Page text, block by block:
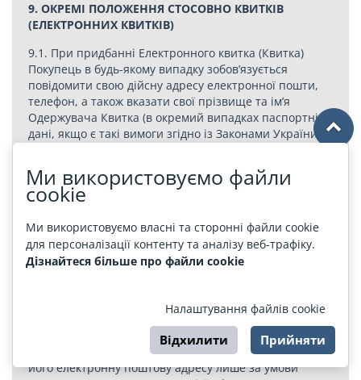
Ми використовуємо файли
cookie
Ми використовуємо власні та сторонні файли cookie
для персоналізації контенту та аналізу веб-трафіку.
Дізнайтеся більше про файли cookie
Налаштування файлів cookie
Відхилити Прийняти
9. ОКРЕМІ ПОЛОЖЕННЯ СТОСОВНО КВИТКІВ
(ЕЛЕКТРОННИХ КВИТКІВ)
9.1. При придбанні Електронного квитка (Квитка)
Покупець в будь-якому випадку зобов’язується
повідомити свою дійсну адресу електронної пошти,
телефон, а також вказати свої прізвище та ім’я
Одержувача Квитка (в окремий випадках паспортні
дані, якщо є такі вимоги згідно із Законами України
ненадання такої інформації (дійсних адреси
електронної пошти, телефону, прізвища та імені
Покупця і Одержувача Квитка, паспортних даних), а
інформації, Агент вправі відмовити Покупцеві в
придбанні Електронного квитка.
помилкової або недійсної електронної поштової
9.3. Електронний квиток відсилається Покупцеві на
його електронну поштову адресу лише за умови